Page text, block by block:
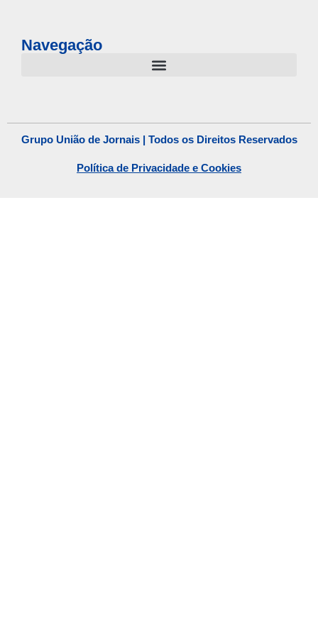
Navegação
Grupo União de Jornais | Todos os Direitos Reservados
Política de Privacidade e Cookies